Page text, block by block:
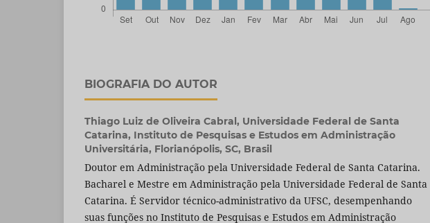
BIOGRAFIA DO AUTOR
Thiago Luiz de Oliveira Cabral, Universidade Federal de Santa
Catarina, Instituto de Pesquisas e Estudos em Administração
Universitária, Florianópolis, SC, Brasil
Doutor em Administração pela Universidade Federal de Santa Catarina.
Bacharel e Mestre em Administração pela Universidade Federal de Santa
Catarina. É Servidor técnico-administrativo da UFSC, desempenhando
suas funções no Instituto de Pesquisas e Estudos em Administração